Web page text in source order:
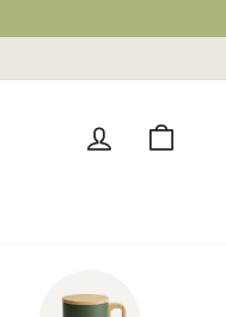
Einloggen